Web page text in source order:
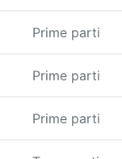
Prime parti
Prime parti
Prime parti